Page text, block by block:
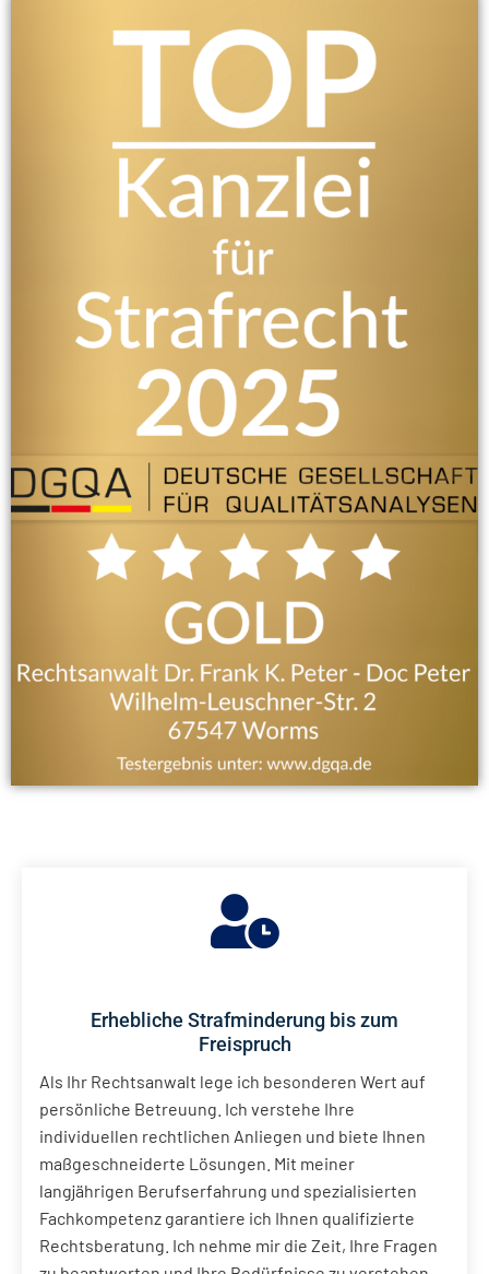
Erhebliche Strafminderung bis zum
Freispruch
Als Ihr Rechtsanwalt lege ich besonderen Wert auf
persönliche Betreuung. Ich verstehe Ihre
individuellen rechtlichen Anliegen und biete Ihnen
maßgeschneiderte Lösungen. Mit meiner
langjährigen Berufserfahrung und spezialisierten
Fachkompetenz garantiere ich Ihnen qualifizierte
Rechtsberatung. Ich nehme mir die Zeit, Ihre Fragen